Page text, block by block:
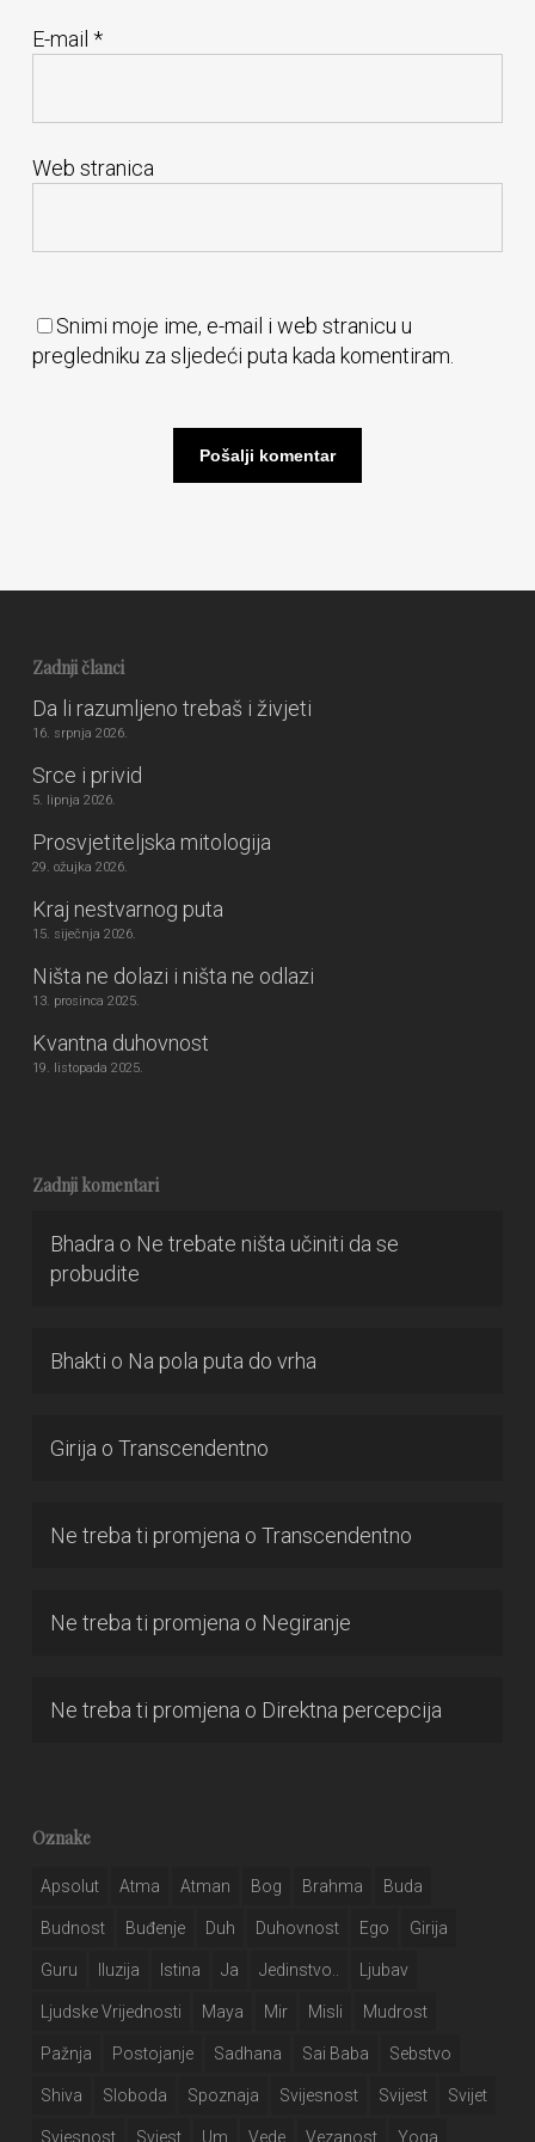
E-mail *
Web stranica
Snimi moje ime, e-mail i web stranicu u
pregledniku za sljedeći puta kada komentiram.
Zadnji članci
Da li razumljeno trebaš i živjeti
16. srpnja 2026.
Srce i privid
5. lipnja 2026.
Prosvjetiteljska mitologija
29. ožujka 2026.
Kraj nestvarnog puta
15. siječnja 2026.
Ništa ne dolazi i ništa ne odlazi
13. prosinca 2025.
Kvantna duhovnost
19. listopada 2025.
Zadnji komentari
Bhadra o Ne trebate ništa učiniti da se
probudite
Bhakti o Na pola puta do vrha
Girija o Transcendentno
Ne treba ti promjena o Transcendentno
Ne treba ti promjena o Negiranje
Ne treba ti promjena o Direktna percepcija
Oznake
Apsolut Atma Atman Bog Brahma Buda
Budnost Buđenje Duh Duhovnost Ego Girija
Guru Iluzija Istina Ja Jedinstvo.. Ljubav
Ljudske Vrijednosti Maya Mir Misli Mudrost
Pažnja Postojanje Sadhana Sai Baba Sebstvo
Shiva Sloboda Spoznaja Svijesnost Svijest Svijet
Svjesnost Svjest Um Vede Vezanost Yoga